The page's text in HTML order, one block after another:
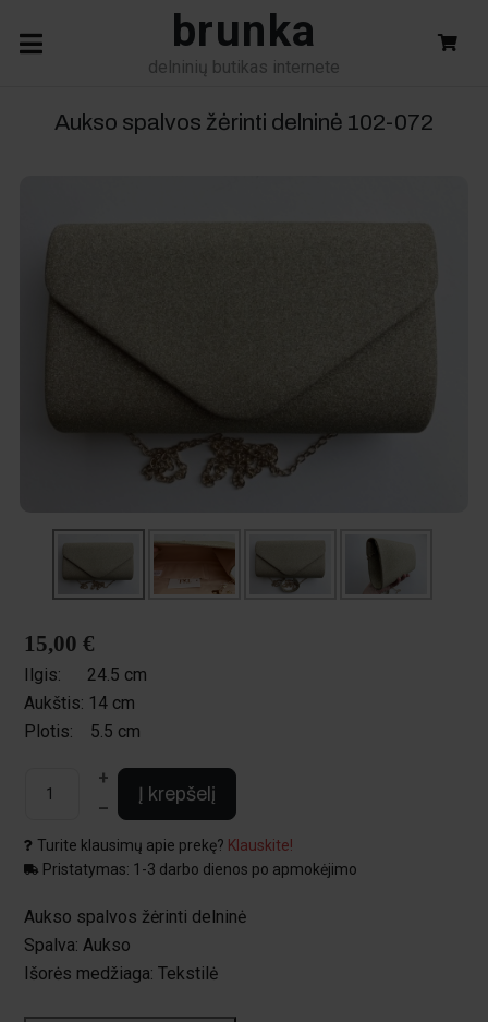
brunka
delninių butikas internete
Aukso spalvos žėrinti delninė 102-072
15,00 €
Ilgis:
24.5 cm
Aukštis: 14 cm
Plotis:
5.5 cm
+
–
Į krepšelį
Turite klausimų apie prekę? Klauskite!
Pristatymas: 1-3 darbo dienos po apmokėjimo
Aukso spalvos žėrinti delninė
Spalva: Aukso
Išorės medžiaga: Tekstilė